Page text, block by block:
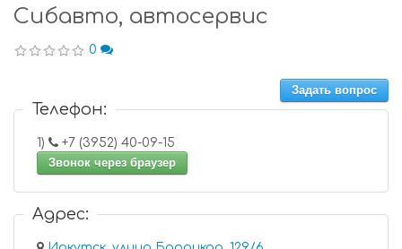
Сибавто, автосервис
0
Задать вопрос
Телефон:
1)
+7 (3952) 40-09-15
Звонок через браузер
Адрес: